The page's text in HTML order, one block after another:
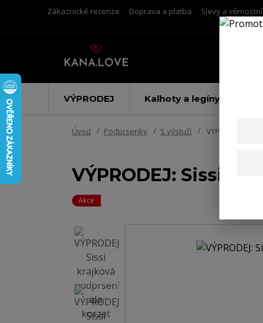
Zákaznické recenze Doprava a platba Slevy a
VÝPRODEJ Kalhoty a legíny
Úvod Podprsenky S výstuží VÝPRODEJ:
VÝPRODEJ: Sissi
Akce